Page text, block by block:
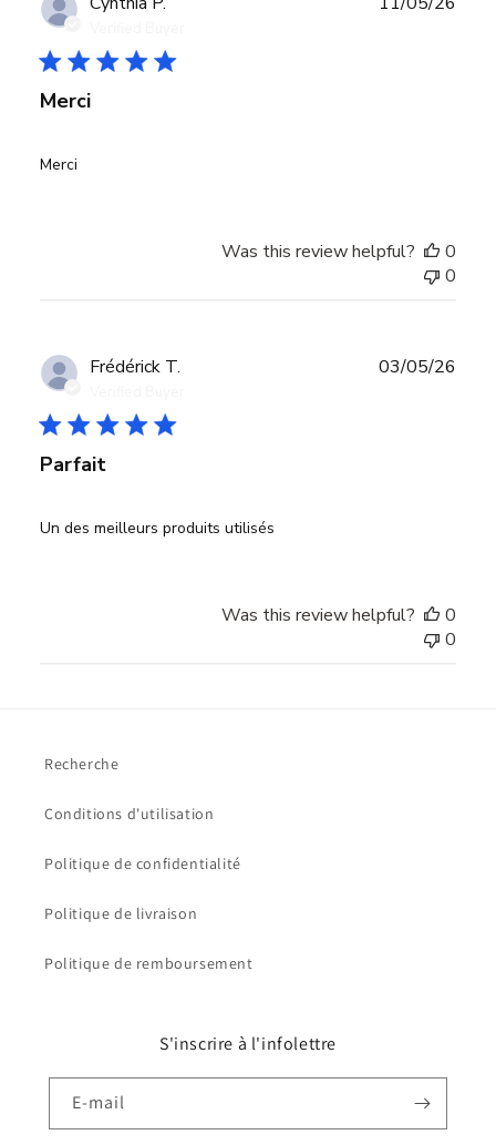
Merci
Merci
Was this review helpful?
0
0
Frédérick T.
Parfait
Un des meilleurs produits utilisés
03/05/26
Was this review helpful?
0
0
Recherche
Conditions d'utilisation
Politique de confidentialité
Politique de livraison
Politique de remboursement
S'inscrire à l'infolettre
E-mail